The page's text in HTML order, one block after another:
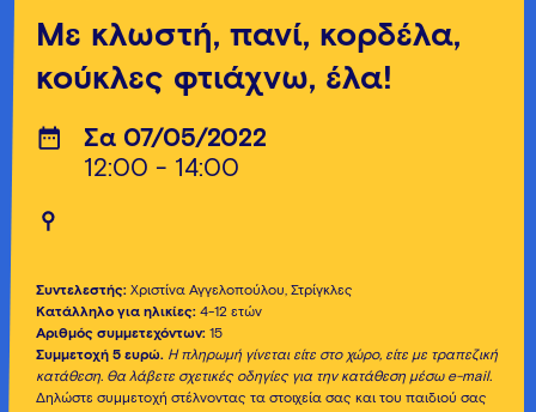
Με κλωστή, πανί, κορδέλα,
κούκλες φτιάχνω, έλα!
Σα 07/05/2022
12:00 - 14:00
Συντελεστής: Χριστίνα Αγγελοπούλου, Στρίγκλες
Κατάλληλο για ηλικίες: 4-12 ετών
Αριθμός συμμετεχόντων: 15
Συμμετοχή 5 ευρώ. Η πληρωμή γίνεται είτε στο χώρο, είτε με τραπεζική
κατάθεση. Θα λάβετε σχετικές οδηγίες για την κατάθεση μέσω e-mail.
Δηλώστε συμμετοχή στέλνοντας τα στοιχεία σας και του παιδιού σας